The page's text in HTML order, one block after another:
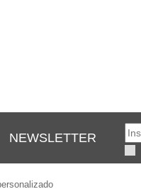
NEWSLETTER